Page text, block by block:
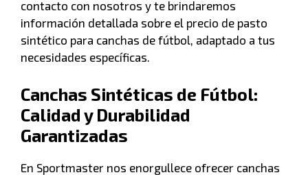
contacto con nosotros y te brindaremos
información detallada sobre el precio de pasto
sintético para canchas de fútbol, adaptado a tus
necesidades específicas.
Canchas Sintéticas de Fútbol:
Calidad y Durabilidad
Garantizadas
En Sportmaster nos enorgullece ofrecer canchas